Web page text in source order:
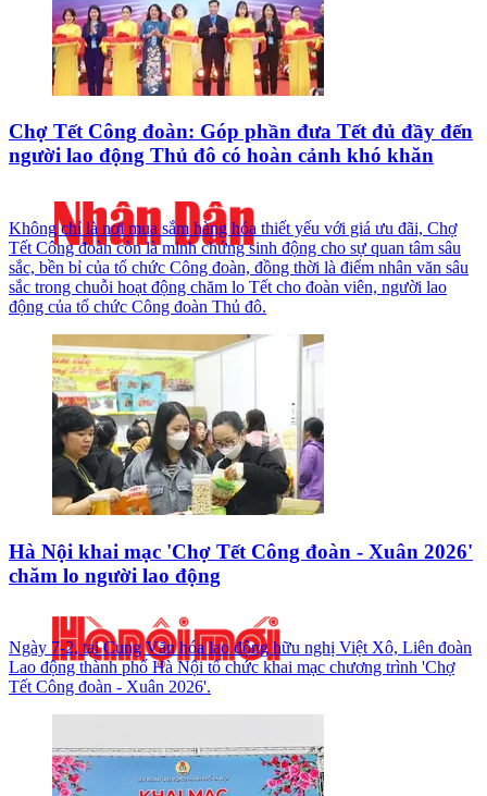
Chợ Tết Công đoàn: Góp phần đưa Tết đủ đầy đến
người lao động Thủ đô có hoàn cảnh khó khăn
Không chỉ là nơi mua sắm hàng hóa thiết yếu với giá ưu đãi, Chợ
Tết Công đoàn còn là minh chứng sinh động cho sự quan tâm sâu
sắc, bền bỉ của tổ chức Công đoàn, đồng thời là điểm nhân văn sâu
sắc trong chuỗi hoạt động chăm lo Tết cho đoàn viên, người lao
động của tổ chức Công đoàn Thủ đô.
Hà Nội khai mạc 'Chợ Tết Công đoàn - Xuân 2026'
chăm lo người lao động
Ngày 7-2, tại Cung Văn hóa lao động hữu nghị Việt Xô, Liên đoàn
Lao động thành phố Hà Nội tổ chức khai mạc chương trình 'Chợ
Tết Công đoàn - Xuân 2026'.